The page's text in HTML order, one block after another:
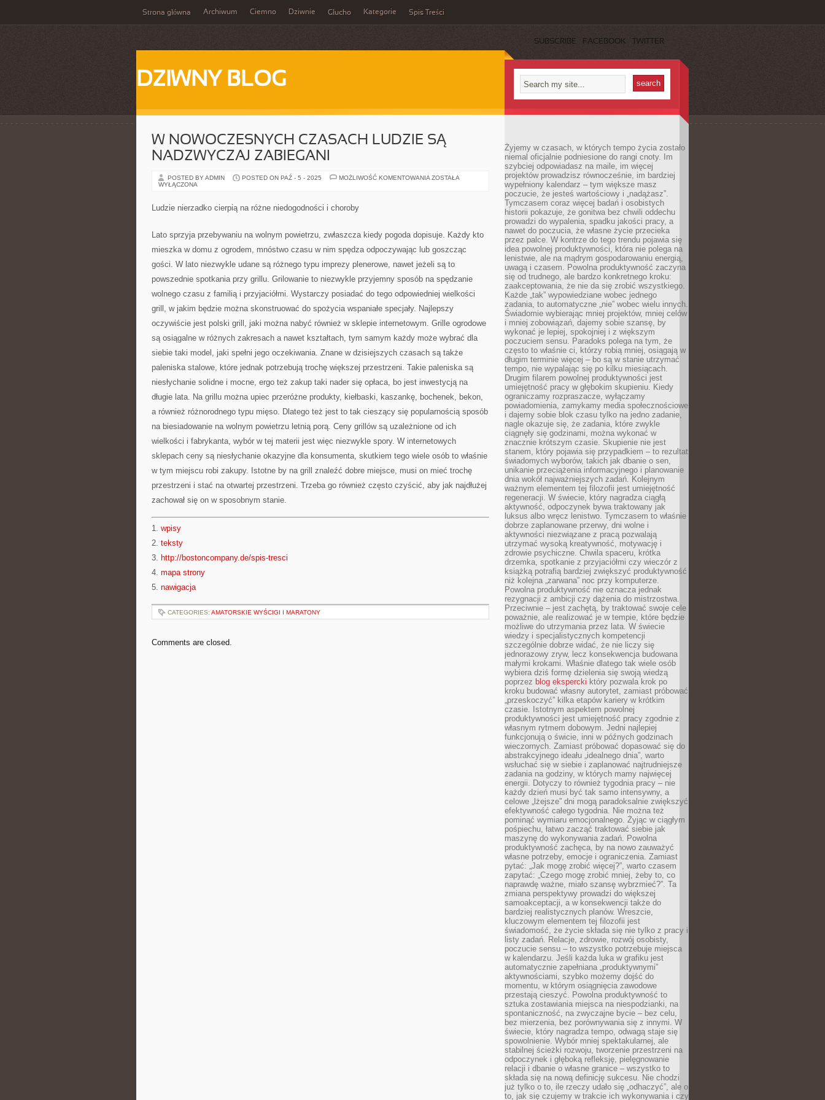
Strona główna Archiwum Ciemno Dziwnie Głucho Kategorie Spis Treści
SUBSCRIBE FACEBOOK TWITTER
DZIWNY BLOG
W NOWOCZESNYCH CZASACH LUDZIE SĄ
NADZWYCZAJ ZABIEGANI
POSTED BY ADMIN POSTED ON PAŹ - 5 - 2025 MOŻLIWOŚĆ KOMENTOWANIA W
ZOSTAŁA
WYŁĄCZONA
Ludzie nierzadko cierpią na różne niedogodności i choroby
Lato sprzyja przebywaniu na wolnym powietrzu, zwłaszcza kiedy pogoda dopisuje. Każdy kto
mieszka w domu z ogrodem, mnóstwo czasu w nim spędza odpoczywając lub goszcząc
gości. W lato niezwykle udane są różnego typu imprezy plenerowe, nawet jeżeli są to
powszednie spotkania przy grillu. Grilowanie to niezwykle przyjemny sposób na spędzanie
wolnego czasu z familią i przyjaciółmi. Wystarczy posiadać do tego odpowiedniej wielkości
grill, w jakim będzie można skonstruować do spożycia wspaniałe specjały. Najlepszy
oczywiście jest polski grill, jaki można nabyć również w sklepie internetowym. Grille ogrodowe
są osiągalne w różnych zakresach a nawet kształtach, tym samym każdy może wybrać dla
siebie taki model, jaki spełni jego oczekiwania. Znane w dzisiejszych czasach są także
paleniska stalowe, które jednak potrzebują trochę większej przestrzeni. Takie paleniska są
niesłychanie solidne i mocne, ergo też zakup taki nader się opłaca, bo jest inwestycją na
długie lata. Na grillu można upiec przeróżne produkty, kiełbaski, kaszankę, bochenek, bekon,
a również różnorodnego typu mięso. Dlatego też jest to tak cieszący się popularnością sposób
na biesiadowanie na wolnym powietrzu letnią porą. Ceny grillów są uzależnione od ich
wielkości i fabrykanta, wybór w tej materii jest więc niezwykle spory. W internetowych
sklepach ceny są niesłychanie okazyjne dla konsumenta, skutkiem tego wiele osób to właśnie
w tym miejscu robi zakupy. Istotne by na grill znaleźć dobre miejsce, musi on mieć trochę
przestrzeni i stać na otwartej przestrzeni. Trzeba go również często czyścić, aby jak najdłużej
zachował się on w sposobnym stanie.
1. wpisy
2. teksty
3. http://bostoncompany.de/spis-tresci
4. mapa strony
5. nawigacja
CATEGORIES: AMATORSKIE WYŚCIGI I MARATONY
Comments are closed.
Żyjemy w czasach, w których tempo życia zostało
niemal oficjalnie podniesione do rangi cnoty. Im
szybciej odpowiadasz na maile, im więcej
projektów prowadzisz równocześnie, im bardziej
wypełniony kalendarz – tym większe masz
poczucie, że jesteś wartościowy i „nadążasz”.
Tymczasem coraz więcej badań i osobistych
historii pokazuje, że gonitwa bez chwili oddechu
prowadzi do wypalenia, spadku jakości pracy, a
nawet do poczucia, że własne życie przecieka
przez palce. W kontrze do tego trendu pojawia się
idea powolnej produktywności, która nie polega na
lenistwie, ale na mądrym gospodarowaniu energią,
uwagą i czasem. Powolna produktywność zaczyna
się od trudnego, ale bardzo konkretnego kroku:
zaakceptowania, że nie da się zrobić wszystkiego.
Każde „tak” wypowiedziane wobec jednego
zadania, to automatyczne „nie” wobec wielu innych.
Świadomie wybierając mniej projektów, mniej celów
i mniej zobowiązań, dajemy sobie szansę, by
wykonać je lepiej, spokojniej i z większym
poczuciem sensu. Paradoks polega na tym, że
często to właśnie ci, którzy robią mniej, osiągają w
długim terminie więcej – bo są w stanie utrzymać
tempo, nie wypalając się po kilku miesiącach.
Drugim filarem powolnej produktywności jest
umiejętność pracy w głębokim skupieniu. Kiedy
ograniczamy rozpraszacze, wyłączamy
powiadomienia, zamykamy media społecznościowe
i dajemy sobie blok czasu tylko na jedno zadanie,
nagle okazuje się, że zadania, które zwykle
ciągnęły się godzinami, można wykonać w
znacznie krótszym czasie. Skupienie nie jest
stanem, który pojawia się przypadkiem – to rezultat
świadomych wyborów, takich jak dbanie o sen,
unikanie przeciążenia informacyjnego i planowanie
dnia wokół najważniejszych zadań. Kolejnym
ważnym elementem tej filozofii jest umiejętność
regeneracji. W świecie, który nagradza ciągłą
aktywność, odpoczynek bywa traktowany jak
luksus albo wręcz lenistwo. Tymczasem to właśnie
dobrze zaplanowane przerwy, dni wolne i
aktywności niezwiązane z pracą pozwalają
utrzymać wysoką kreatywność, motywację i
zdrowie psychiczne. Chwila spaceru, krótka
drzemka, spotkanie z przyjaciółmi czy wieczór z
książką potrafią bardziej zwiększyć produktywność
niż kolejna „zarwana” noc przy komputerze.
Powolna produktywność nie oznacza jednak
rezygnacji z ambicji czy dążenia do mistrzostwa.
Przeciwnie – jest zachętą, by traktować swoje cele
poważnie, ale realizować je w tempie, które będzie
możliwe do utrzymania przez lata. W świecie
wiedzy i specjalistycznych kompetencji
szczególnie dobrze widać, że nie liczy się
jednorazowy zryw, lecz konsekwencja budowana
małymi krokami. Właśnie dlatego tak wiele osób
wybiera dziś formę dzielenia się swoją wiedzą
poprzez blog ekspercki który pozwala krok po
kroku budować własny autorytet, zamiast próbować
„przeskoczyć” kilka etapów kariery w krótkim
czasie. Istotnym aspektem powolnej
produktywności jest umiejętność pracy zgodnie z
własnym rytmem dobowym. Jedni najlepiej
funkcjonują o świcie, inni w późnych godzinach
wieczornych. Zamiast próbować dopasować się do
abstrakcyjnego ideału „idealnego dnia”, warto
wsłuchać się w siebie i zaplanować najtrudniejsze
zadania na godziny, w których mamy najwięcej
energii. Dotyczy to również tygodnia pracy – nie
każdy dzień musi być tak samo intensywny, a
celowe „lżejsze” dni mogą paradoksalnie zwiększyć
efektywność całego tygodnia. Nie można też
pominąć wymiaru emocjonalnego. Żyjąc w ciągłym
pośpiechu, łatwo zacząć traktować siebie jak
maszynę do wykonywania zadań. Powolna
produktywność zachęca, by na nowo zauważyć
własne potrzeby, emocje i ograniczenia. Zamiast
pytać: „Jak mogę zrobić więcej?”, warto czasem
zapytać: „Czego mogę zrobić mniej, żeby to, co
naprawdę ważne, miało szansę wybrzmieć?”. Ta
zmiana perspektywy prowadzi do większej
samoakceptacji, a w konsekwencji także do
bardziej realistycznych planów. Wreszcie,
kluczowym elementem tej filozofii jest
świadomość, że życie składa się nie tylko z pracy i
listy zadań. Relacje, zdrowie, rozwój osobisty,
poczucie sensu – to wszystko potrzebuje miejsca
w kalendarzu. Jeśli każda luka w grafiku jest
automatycznie zapełniana „produktywnymi”
aktywnościami, szybko możemy dojść do
momentu, w którym osiągnięcia zawodowe
przestają cieszyć. Powolna produktywność to
sztuka zostawiania miejsca na niespodzianki, na
spontaniczność, na zwyczajne bycie – bez celu,
bez mierzenia, bez porównywania się z innymi. W
świecie, który nagradza tempo, odwagą staje się
spowolnienie. Wybór mniej spektakularnej, ale
stabilnej ścieżki rozwoju, tworzenie przestrzeni na
odpoczynek i głęboką refleksję, pielęgnowanie
relacji i dbanie o własne granice – wszystko to
składa się na nową definicję sukcesu. Nie chodzi
już tylko o to, ile rzeczy udało się „odhaczyć”, ale o
to, jak się czujemy w trakcie ich wykonywania i czy